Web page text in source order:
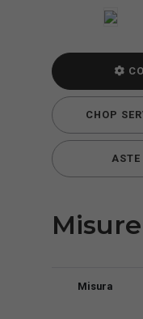
CHOP
Misura